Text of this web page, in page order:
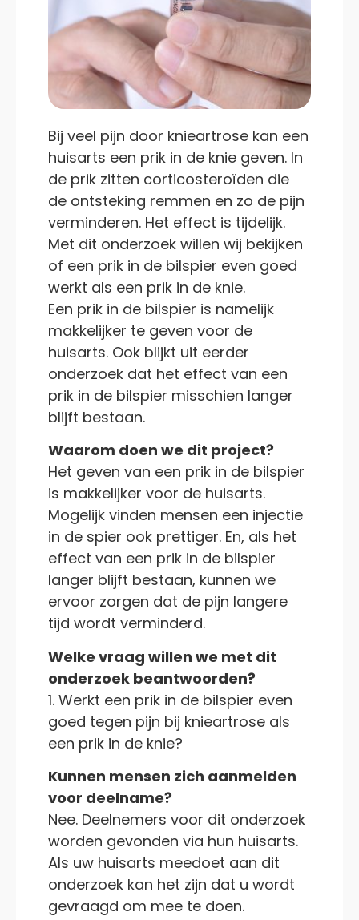
Bij veel pijn door knieartrose kan een
huisarts een prik in de knie geven. In
de prik zitten corticosteroïden die
de ontsteking remmen en zo de pijn
verminderen. Het effect is tijdelijk.
Met dit onderzoek willen wij bekijken
of een prik in de bilspier even goed
werkt als een prik in de knie.
Een prik in de bilspier is namelijk
makkelijker te geven voor de
huisarts. Ook blijkt uit eerder
onderzoek dat het effect van een
prik in de bilspier misschien langer
blijft bestaan.
Waarom doen we dit project?
Het geven van een prik in de bilspier
is makkelijker voor de huisarts.
Mogelijk vinden mensen een injectie
in de spier ook prettiger. En, als het
effect van een prik in de bilspier
langer blijft bestaan, kunnen we
ervoor zorgen dat de pijn langere
tijd wordt verminderd.
Welke vraag willen we met dit
onderzoek beantwoorden?
1. Werkt een prik in de bilspier even
goed tegen pijn bij knieartrose als
een prik in de knie?
Kunnen mensen zich aanmelden
voor deelname?
Nee. Deelnemers voor dit onderzoek
worden gevonden via hun huisarts.
Als uw huisarts meedoet aan dit
onderzoek kan het zijn dat u wordt
gevraagd om mee te doen.